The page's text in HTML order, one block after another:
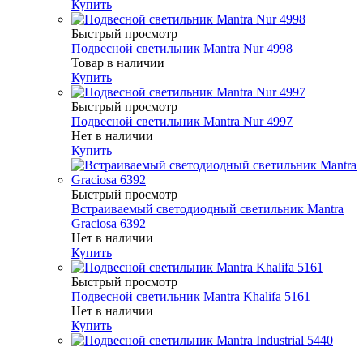
Купить
Быстрый просмотр
Подвесной светильник Mantra Nur 4998
Товар в наличии
Купить
Быстрый просмотр
Подвесной светильник Mantra Nur 4997
Нет в наличии
Купить
Быстрый просмотр
Встраиваемый светодиодный светильник Mantra
Graciosa 6392
Нет в наличии
Купить
Быстрый просмотр
Подвесной светильник Mantra Khalifa 5161
Нет в наличии
Купить